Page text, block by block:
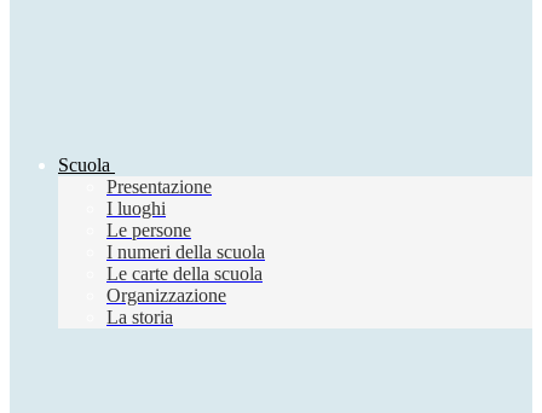
Scuola
Presentazione
I luoghi
Le persone
I numeri della scuola
Le carte della scuola
Organizzazione
La storia